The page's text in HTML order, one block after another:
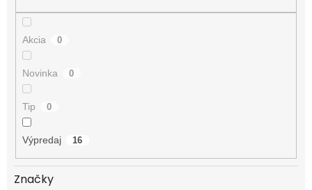
Akcia 0
Novinka 0
Tip 0
Výpredaj 16
Značky